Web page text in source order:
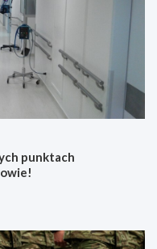
punktach